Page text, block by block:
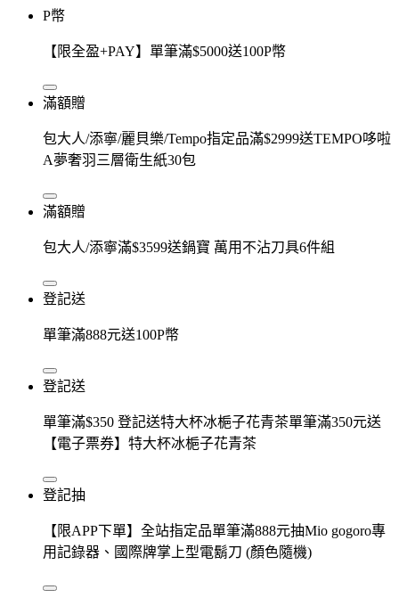
P幣
【限全盈+PAY】單筆滿$5000送100P幣
滿額贈
包大人/添寧/麗貝樂/Tempo指定品滿$2999送TEMPO哆啦
A夢奢羽三層衛生紙30包
滿額贈
包大人/添寧滿$3599送鍋寶 萬用不沾刀具6件組
登記送
單筆滿888元送100P幣
登記送
單筆滿$350 登記送特大杯冰梔子花青茶單筆滿350元送
【電子票券】特大杯冰梔子花青茶
登記抽
【限APP下單】全站指定品單筆滿888元抽Mio gogoro專
用記錄器、國際牌掌上型電鬍刀 (顏色隨機)